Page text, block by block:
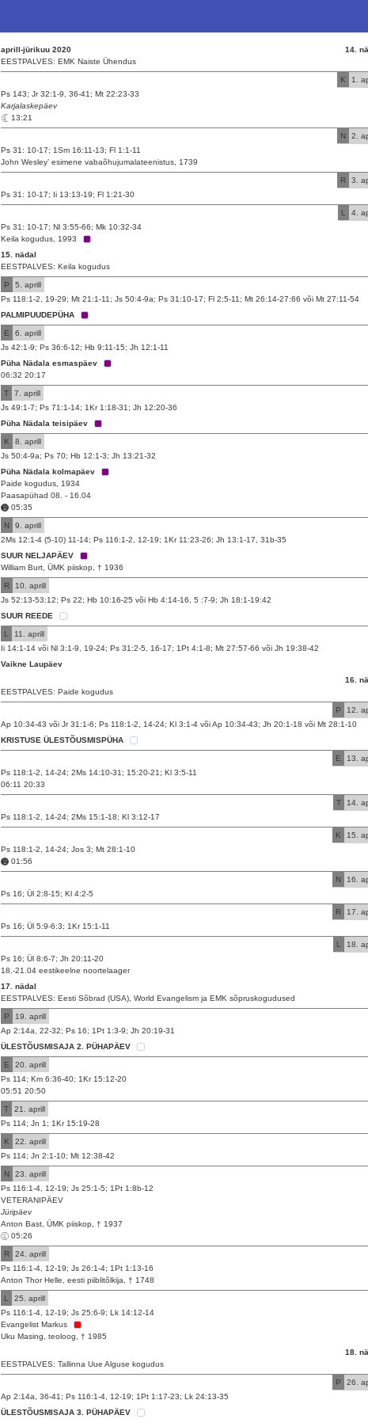
14.
aprill-jürikuu 2020
EESTPALVES: EMK Naiste Ühendus
K
1.
Ps 143; Jr 32:1-9, 36-41; Mt 22:23-33
Karjalaskepäev
13:21
N
2.
Ps 31: 10-17; 1Sm 16:11-13; Fl 1:1-11
John Wesley’ esimene vabaõhujumalateenistus, 1739
R
3.
Ps 31: 10-17; Ii 13:13-19; Fl 1:21-30
L
4.
Ps 31: 10-17; Nl 3:55-66; Mk 10:32-34
Keila kogudus, 1993
15. nädal
EESTPALVES: Keila kogudus
P
5. aprill
Ps 118:1-2, 19-29; Mt 21:1-11; Js 50:4-9a; Ps 31:10-17; Fl 2:5-11; Mt 26:14-27:66 või Mt 27:11-54
PALMIPUUDEPÜHA
E
6. aprill
Js 42:1-9; Ps 36:6-12; Hb 9:11-15; Jh 12:1-11
Püha Nädala esmaspäev
06:32 20:17
T
7. aprill
Js 49:1-7; Ps 71:1-14; 1Kr 1:18-31; Jh 12:20-36
Püha Nädala teisipäev
K
8. aprill
Js 50:4-9a; Ps 70; Hb 12:1-3; Jh 13:21-32
Püha Nädala kolmapäev
Paide kogudus, 1934
Paasapühad 08. - 16.04
05:35
N
9. aprill
2Ms 12:1-4 (5-10) 11-14; Ps 116:1-2, 12-19; 1Kr 11:23-26; Jh 13:1-17, 31b-35
SUUR NELJAPÄEV
William Burt, ÜMK piiskop, † 1936
R
10. aprill
Js 52:13-53:12; Ps 22; Hb 10:16-25 või Hb 4:14-16, 5 :7-9; Jh 18:1-19:42
SUUR REEDE
L
11. aprill
Ii 14:1-14 või Nl 3:1-9, 19-24; Ps 31:2-5, 16-17; 1Pt 4:1-8; Mt 27:57-66 või Jh 19:38-42
Vaikne Laupäev
16.
EESTPALVES: Paide kogudus
P
12.
Ap 10:34-43 või Jr 31:1-6; Ps 118:1-2, 14-24; Kl 3:1-4 või Ap 10:34-43; Jh 20:1-18 või Mt 28:1-10
KRISTUSE ÜLESTÕUSMISPÜHA
E
13.
Ps 118:1-2, 14-24; 2Ms 14:10-31; 15:20-21; Kl 3:5-11
06:11 20:33
T
14.
Ps 118:1-2, 14-24; 2Ms 15:1-18; Kl 3:12-17
K
15.
Ps 118:1-2, 14-24; Jos 3; Mt 28:1-10
01:56
N
16.
Ps 16; Ül 2:8-15; Kl 4:2-5
R
17.
Ps 16; Ül 5:9-6:3; 1Kr 15:1-11
L
18.
Ps 16; Ül 8:6-7; Jh 20:11-20
18.-21.04 eestikeelne noortelaager
17. nädal
EESTPALVES: Eesti Sõbrad (USA), World Evangelism ja EMK sõpruskogudused
P
19. aprill
Ap 2:14a, 22-32; Ps 16; 1Pt 1:3-9; Jh 20:19-31
ÜLESTÕUSMISAJA 2. PÜHAPÄEV
E
20. aprill
Ps 114; Km 6:36-40; 1Kr 15:12-20
05:51 20:50
T
21. aprill
Ps 114; Jn 1; 1Kr 15:19-28
K
22. aprill
Ps 114; Jn 2:1-10; Mt 12:38-42
N
23. aprill
Ps 116:1-4, 12-19; Js 25:1-5; 1Pt 1:8b-12
VETERANIPÄEV
Jüripäev
Anton Bast, ÜMK piiskop, † 1937
05:26
R
24. aprill
Ps 116:1-4, 12-19; Js 26:1-4; 1Pt 1:13-16
Anton Thor Helle, eesti piiblitõlkija, † 1748
L
25. aprill
Ps 116:1-4, 12-19; Js 25:6-9; Lk 14:12-14
Evangelist Markus
Uku Masing, teoloog, † 1985
18.
EESTPALVES: Tallinna Uue Alguse kogudus
P
26.
Ap 2:14a, 36-41; Ps 116:1-4, 12-19; 1Pt 1:17-23; Lk 24:13-35
ÜLESTÕUSMISAJA 3. PÜHAPÄEV